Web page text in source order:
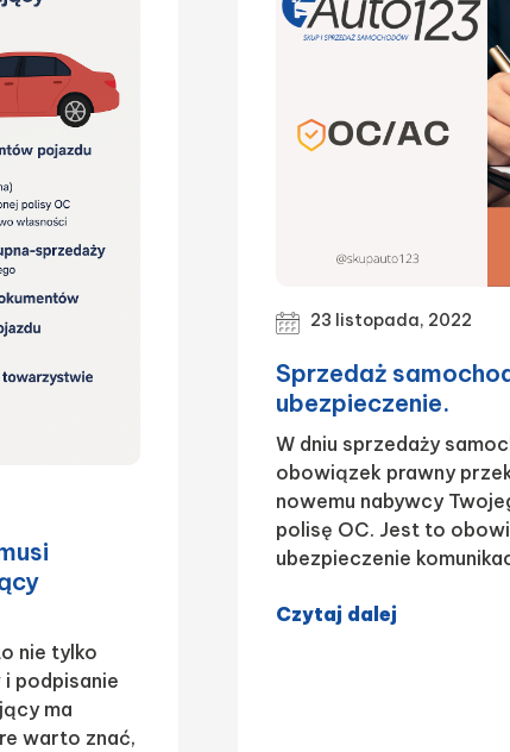
nie tylko
podpisanie
ma
warto znać,
23 listopada, 2022
Sprzedaż
ubezpieczenie.
W dniu sprzedaży
obowiązek prawny
nowemu nabywcy
polisę OC. Jest to
ubezpieczenie
Czytaj dalej